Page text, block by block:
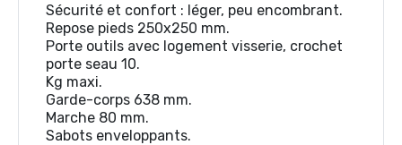
Sécurité et confort : léger, peu encombrant.
Repose pieds 250x250 mm.
Porte outils avec logement visserie, crochet
porte seau 10.
Kg maxi.
Garde-corps 638 mm.
Marche 80 mm.
Sabots enveloppants.